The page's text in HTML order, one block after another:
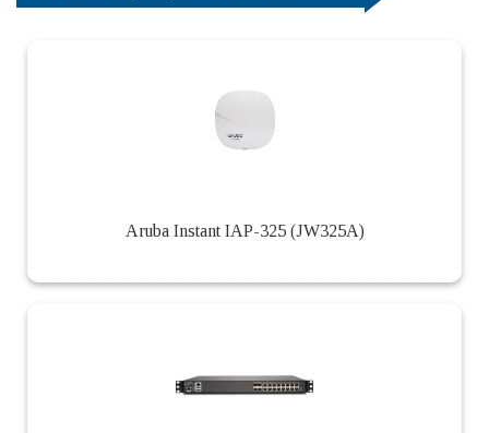
Aruba Instant IAP-325 (JW325A)